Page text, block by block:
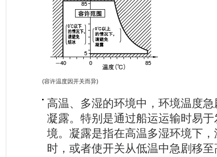
(容许温度因开关而异)
高温、多湿的环境中，环境温度
凝露。特别是通过船运运输时易
境。凝露是指在高温多湿环境下
时，或者使开关从低温中急剧移